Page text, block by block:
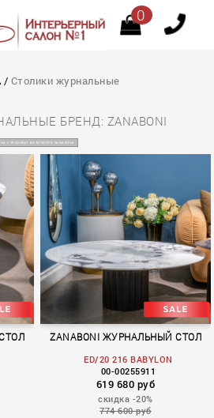
0
/ Столики журнальные
БРЕНД: ZANABONI
НА СТРАНИЦУ КАТАЛОГОВ ZANABONI
ZANABONI ЖУРНАЛЬНЫЙ СТОЛ
ED/20 216 BABYLON
00-00255911
619 680 руб
скидка -20%
774 600 руб